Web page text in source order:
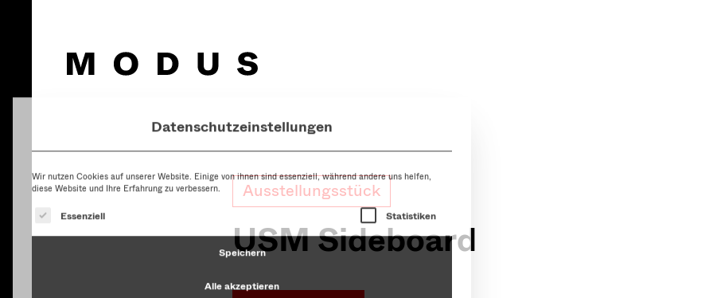
Ausstellungsstück
USM Sideboard
Es folgt eine Liste der Service-Gruppen, für die eine Einwilligung erteilt werden kann.
Nur essenzielle Cookies akzeptieren